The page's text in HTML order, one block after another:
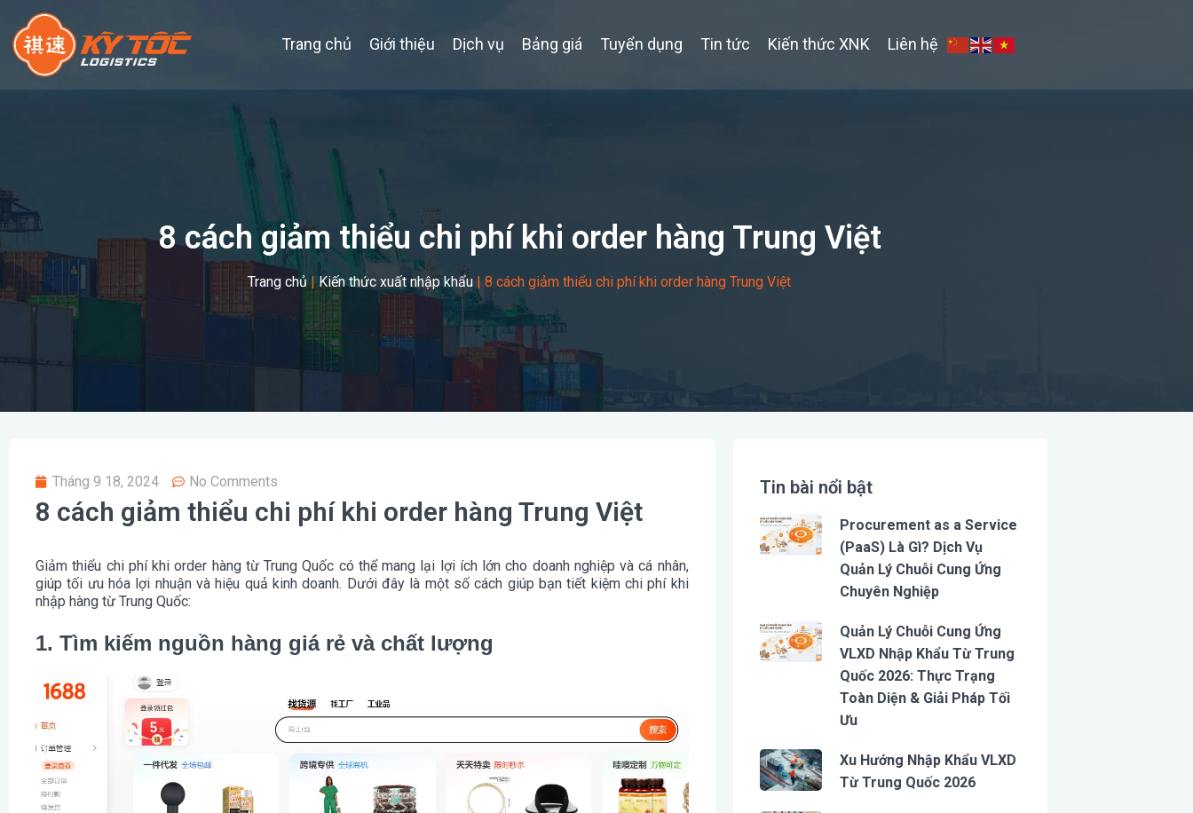
Trang chủ Giới thiệu Dịch vụ Bảng giá Tuyển dụng Tin tức Kiến thức XNK Liên hệ
8 cách giảm thiểu chi phí khi order hàng Trung Việt
Trang chủ|Kiến thức xuất nhập khẩu | 8 cách giảm thiểu chi phí khi order hàng Trung Việt
Tháng 9 18, 2024 No Comments
8 cách giảm thiểu chi phí khi order hàng Trung Việt
Giảm thiểu chi phí khi order hàng từ Trung Quốc có thể mang lại lợi ích lớn cho doanh nghiệp và cá nhân,
giúp tối ưu hóa lợi nhuận và hiệu quả kinh doanh. Dưới đây là một số cách giúp bạn tiết kiệm chi phí khi
nhập hàng từ Trung Quốc:
1. Tìm kiếm nguồn hàng giá rẻ và chất lượng
Tin bài nổi bật
Procurement as a Service
(PaaS) Là Gì? Dịch Vụ
Quản Lý Chuỗi Cung Ứng
Chuyên Nghiệp
Quản Lý Chuỗi Cung Ứng
VLXD Nhập Khẩu Từ Trung
Quốc 2026: Thực Trạng
Toàn Diện & Giải Pháp Tối
Ưu
Xu Hướng Nhập Khẩu VLXD
Từ Trung Quốc 2026